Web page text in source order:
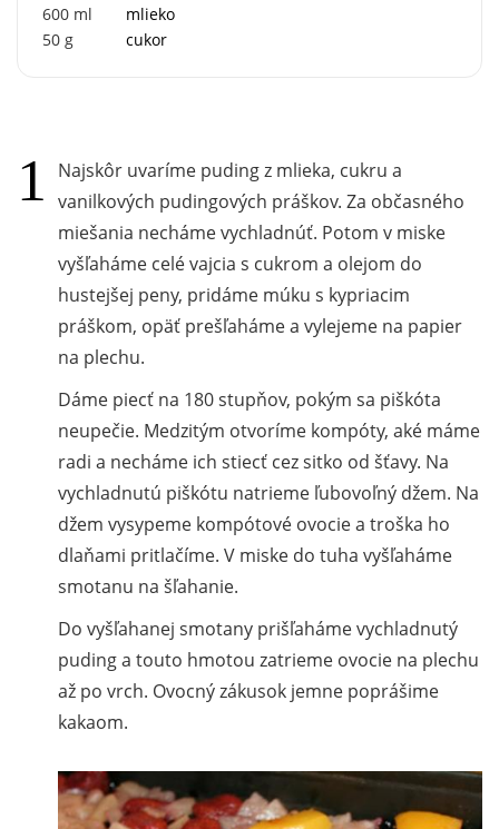
600 ml
mlieko
50 g cukor
Najskôr uvaríme puding z mlieka, cukru a
vanilkových pudingových práškov. Za občasného
miešania necháme vychladnúť. Potom v miske
vyšľaháme celé vajcia s cukrom a olejom do
hustejšej peny, pridáme múku s kypriacim
práškom, opäť prešľaháme a vylejeme na papier
na plechu.
Dáme piecť na 180 stupňov, pokým sa piškóta
neupečie. Medzitým otvoríme kompóty, aké máme
radi a necháme ich stiecť cez sitko od šťavy. Na
vychladnutú piškótu natrieme ľubovoľný džem. Na
džem vysypeme kompótové ovocie a troška ho
dlaňami pritlačíme. V miske do tuha vyšľaháme
smotanu na šľahanie.
Do vyšľahanej smotany prišľaháme vychladnutý
puding a touto hmotou zatrieme ovocie na plechu
až po vrch. Ovocný zákusok jemne poprášime
kakaom.